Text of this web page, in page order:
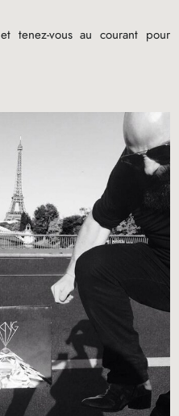
et tenez-vous au courant pour